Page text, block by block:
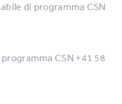
di programma CSN
CSN +41 58